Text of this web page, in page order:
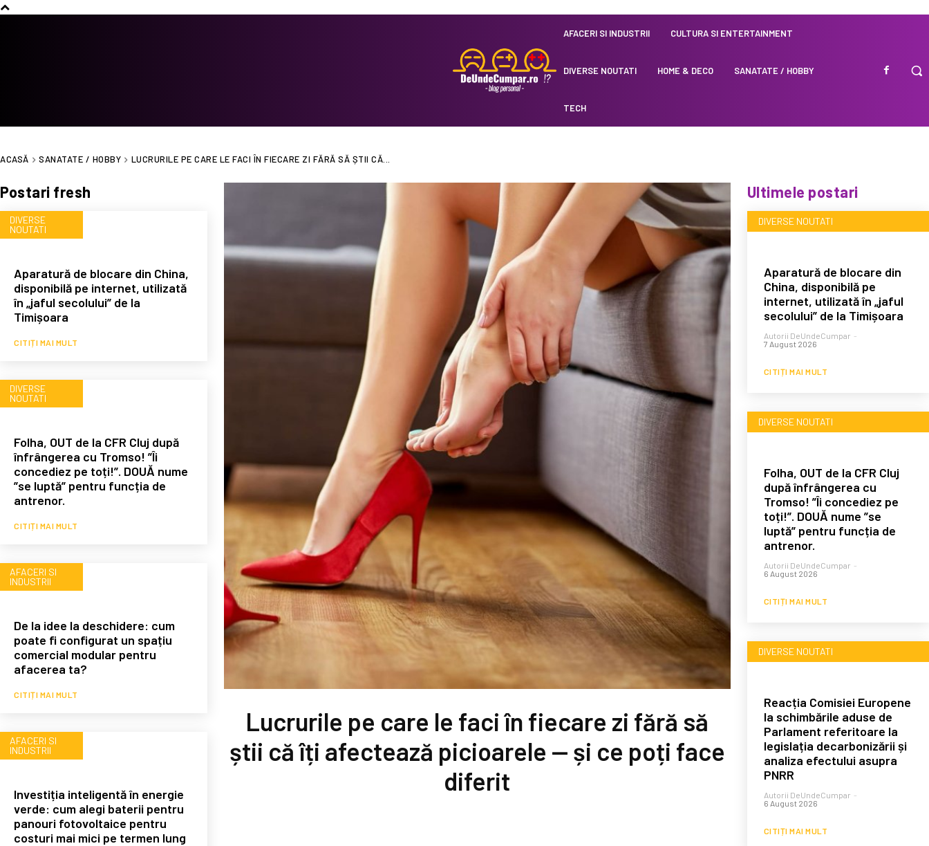
AFACERI SI INDUSTRII CULTURA SI ENTERTAINMENT
DIVERSE NOUTATI HOME & DECO SANATATE / HOBBY
TECH
ACASĂ SANATATE / HOBBY LUCRURILE PE CARE LE FACI ÎN FIECARE ZI FĂRĂ SĂ ȘTII CĂ...
Postari fresh
DIVERSE
NOUTATI
Aparatură de blocare din China,
disponibilă pe internet, utilizată
în „jaful secolului” de la
Timișoara
CITIȚI MAI MULT
DIVERSE
NOUTATI
Folha, OUT de la CFR Cluj după
înfrângerea cu Tromso! ”Îi
concediez pe toți!”. DOUĂ nume
”se luptă” pentru funcția de
antrenor.
CITIȚI MAI MULT
AFACERI SI
INDUSTRII
De la idee la deschidere: cum
poate fi configurat un spațiu
comercial modular pentru
afacerea ta?
CITIȚI MAI MULT
AFACERI SI
INDUSTRII
Investiția inteligentă în energie
verde: cum alegi baterii pentru
panouri fotovoltaice pentru
costuri mai mici pe termen lung
Lucrurile pe care le faci în fiecare zi fără să
știi că îți afectează picioarele — și ce poți face
diferit
Ultimele postari
DIVERSE NOUTATI
Aparatură de blocare din
China, disponibilă pe
internet, utilizată în „jaful
secolului” de la Timișoara
Autorii DeUndeCumpar -
7 August 2026
CITIȚI MAI MULT
DIVERSE NOUTATI
Folha, OUT de la CFR Cluj
după înfrângerea cu
Tromso! ”Îi concediez pe
toți!”. DOUĂ nume ”se
luptă” pentru funcția de
antrenor.
Autorii DeUndeCumpar -
6 August 2026
CITIȚI MAI MULT
DIVERSE NOUTATI
Reacția Comisiei Europene
la schimbările aduse de
Parlament referitoare la
legislația decarbonizării și
analiza efectului asupra
PNRR
Autorii DeUndeCumpar -
6 August 2026
CITIȚI MAI MULT